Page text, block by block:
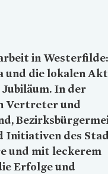
in
und die lokalen
In der
Vertreter und
Initiativen des
und mit leckerem
Erfolge und